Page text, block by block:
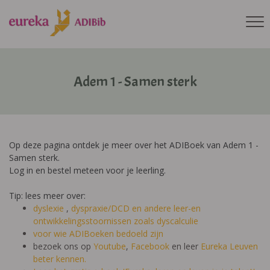
Adem 1 - Samen sterk
Op deze pagina ontdek je meer over het ADIBoek van Adem 1 -
Samen sterk.
Log in en bestel meteen voor je leerling.
Tip: lees meer over:
dyslexie , dyspraxie/DCD en andere leer-en
ontwikkelingsstoornissen zoals dyscalculie
voor wie ADIBoeken bedoeld zijn
bezoek ons op Youtube, Facebook en leer Eureka Leuven
beter kennen.